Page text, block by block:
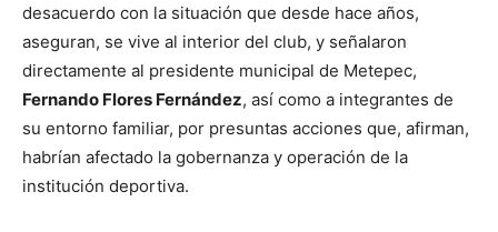
desacuerdo con la situación que desde hace años,
aseguran, se vive al interior del club, y señalaron
directamente al presidente municipal de Metepec,
Fernando Flores Fernández, así como a integrantes de
su entorno familiar, por presuntas acciones que, afirman,
habrían afectado la gobernanza y operación de la
institución deportiva.